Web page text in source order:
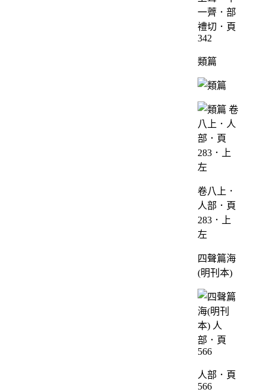
一薺．部
禮切．頁
342
類篇
卷八上．
人部．頁
283．上
左
四聲篇海
(明刊本)
人部．頁
566